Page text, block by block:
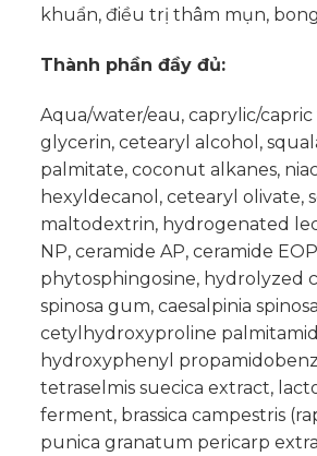
khuẩn, điều trị thâm mụn,
Thành phần đầy đủ:
Aqua/water/eau, caprylic/
glycerin, cetearyl alcohol,
palmitate, coconut alkanes,
hexyldecanol, cetearyl olivate,
maltodextrin, hydrogenated
NP, ceramide AP, ceramide
phytosphingosine, hydrolyzed
spinosa gum, caesalpinia
cetylhydroxyproline
hydroxyphenyl
tetraselmis suecica extract,
ferment, brassica campestris
punica granatum pericarp